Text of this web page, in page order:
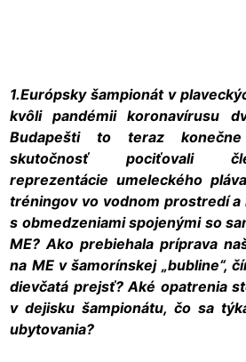
1.Európsky šampionát v
kvôli pandémii koronavírusu
Budapešti to teraz
skutočnosť pociťovali
reprezentácie umeleckého
tréningov vo vodnom prostredí a
s obmedzeniami spojenými so
ME? Ako prebiehala príprava
na ME v šamorínskej „bubline“,
dievčatá prejsť? Aké opatrenia
v dejisku šampionátu, čo sa
ubytovania?